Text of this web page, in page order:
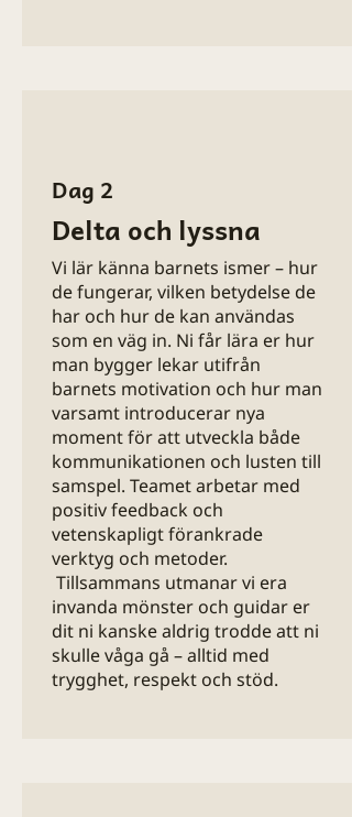
Det här är mer än en utbildning –
det är en möjlighet att förändra
kommunikationen, samspelet och
vardagen för hela familjen.
Dag 2
Delta och lyssna
Vi lär känna barnets ismer – hur
de fungerar, vilken betydelse de
har och hur de kan användas
som en väg in. Ni får lära er hur
man bygger lekar utifrån
barnets motivation och hur man
varsamt introducerar nya
moment för att utveckla både
kommunikationen och lusten till
samspel.​ Teamet arbetar med
positiv feedback och
vetenskapligt förankrade
verktyg och metoder.​
Tillsammans utmanar vi era
invanda mönster och guidar er
dit ni kanske aldrig trodde att ni
skulle våga gå – alltid med
trygghet, respekt och stöd.